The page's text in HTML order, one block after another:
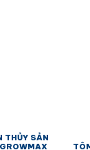
THỦY SẢN